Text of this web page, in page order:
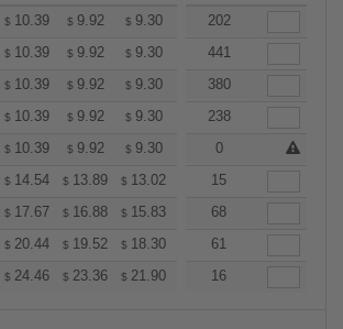
$ 10.39 $ 9.92 $ 9.30 8.83
202
$ 10.39 $ 9.92 $ 9.30 8.83
441
$ 10.39 $ 9.92 $ 9.30 8.83
380
$ 10.39 $ 9.92 $ 9.30 8.83
238
$ 10.39 $ 9.92 $ 9.30 8.83
0
$ 14.54 $ 13.89 $ 13.02 12.37
15
$ 17.67 $ 16.88 $ 15.83 15.04
68
$ 20.44 $ 19.52 $ 18.30 17.38
61
$ 24.46 $ 23.36 $ 21.90 20.81
16